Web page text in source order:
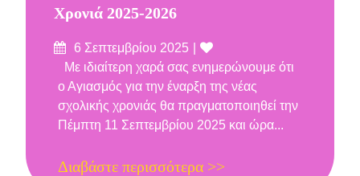
Χρονιά 2025-2026
Δημοσιεύτηκε
στις
6 Σεπτεμβρίου 2025
Likes
Με ιδιαίτερη χαρά σας ενημερώνουμε ότι
ο Αγιασμός για την έναρξη της νέας
σχολικής χρονιάς θα πραγματοποιηθεί την
Πέμπτη 11 Σεπτεμβρίου 2025 και ώρα...
Διαβάστε περισσότερα >>